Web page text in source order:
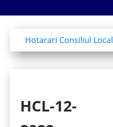
Hotarari Consiliul Local
HCL-12-